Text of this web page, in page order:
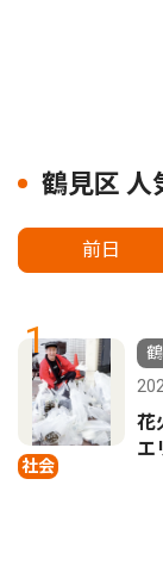
鶴見区 人
前日
1
社会
花
エ